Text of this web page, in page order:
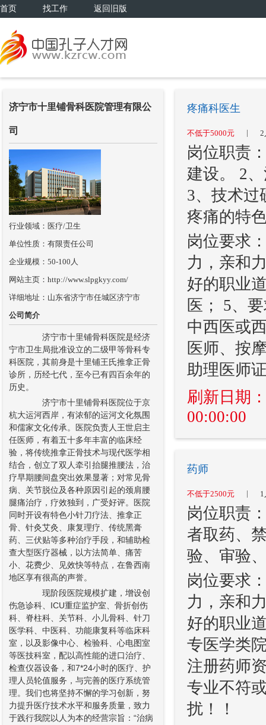
首页 找工作 返回旧版
济宁市十里铺骨科医院管理有限公
司
行业领域：医疗/卫生
单位性质：有限责任公司
企业规模：50-100人
网站主页：http://www.slpgkyy.com/
详细地址：山东省济宁市任城区济宁市
公司简介
济宁市十里铺骨科医院是经济
宁市卫生局批准设立的二级甲等骨科专
科医院，其前身是十里铺王氏推拿正骨
诊所，历经七代，至今已有四百余年的
历史。
济宁市十里铺骨科医院位于京
杭大运河西岸，有浓郁的运河文化氛围
和儒家文化传承。医院负责人王世启主
任医师，有着五十多年丰富的临床经
验，将传统推拿正骨技术与现代医学相
结合，创立了双人牵引抬腿推腰法，治
疗早期腰间盘突出效果显著；对常见骨
病、关节脱位及各种原因引起的颈肩腰
腿痛治疗，疗效独到，广受好评。医院
同时开设有特色小针刀疗法、推拿正
骨、针灸艾灸、康复理疗、传统黑膏
药、三伏贴等多种治疗手段，和辅助检
查大型医疗器械，以方法简单、痛苦
小、花费少、见效快等特点，在鲁西南
地区享有很高的声誉。
现阶段医院规模扩建，增设创
伤急诊科、ICU重症监护室、骨折创伤
科、脊柱科、关节科、小儿骨科、针刀
医学科、中医科、功能康复科等临床科
室，以及影像中心、检验科、心电图室
等医技科室，配以高性能的进口治疗、
检查仪器设备，和7*24小时的医疗、护
理人员轮值服务，与完善的医疗系统管
理。我们也将坚持不懈的学习创新，努
力提升医疗技术水平和服务质量，致力
于践行我院以人为本的经营宗旨：“治病
疼痛科医生
不低于5000元 | 2
岗位职责
建设。 2
3、技术过
疼痛的特
岗位要求
力，亲和
好的职业
医； 5、
中西医或
医师、按
助理医师
刷新日期
00:00:00
药师
不低于2500元 | 1
岗位职责
者取药、
验、审验
岗位要求
力，亲和
好的职业
专医学类
注册药师
专业不符
扰！！